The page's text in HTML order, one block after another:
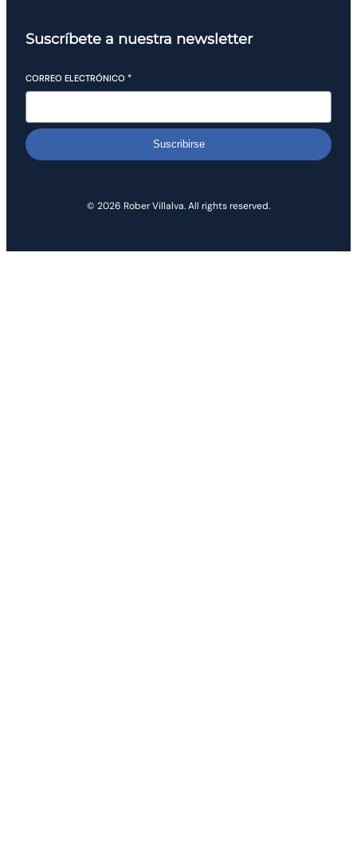
Suscríbete a nuestra newsletter
CORREO ELECTRÓNICO *
Suscribirse
© 2026 Rober Villalva. All rights reserved.